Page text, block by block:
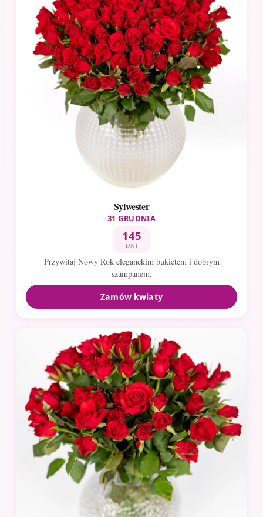
Sylwester
31 GRUDNIA
145
DNI
Przywitaj Nowy Rok eleganckim bukietem i dobrym
szampanem.
Zamów kwiaty